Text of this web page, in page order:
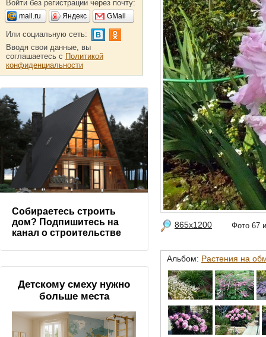
865x1200 Фото
Альбом: Растения на
Войти без регистрации через почту:
mail.ru Яндекс GMail
Или социальную сеть:
Вводя свои данные, вы
соглашаетесь с Политикой
конфиденциальности
Собираетесь строить
дом? Подпишитесь на
канал о строительстве
Детскому смеху нужно
больше места